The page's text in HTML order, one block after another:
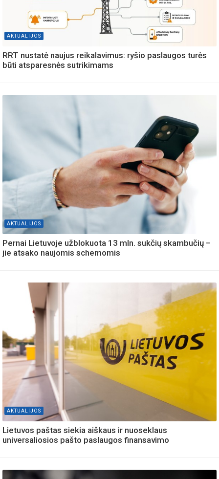
AKTUALIJOS
RRT nustatė naujus reikalavimus: ryšio paslaugos turės
būti atsparesnės sutrikimams
AKTUALIJOS
Pernai Lietuvoje užblokuota 13 mln. sukčių skambučių –
jie atsako naujomis schemomis
AKTUALIJOS
Lietuvos paštas siekia aiškaus ir nuoseklaus
universaliosios pašto paslaugos finansavimo